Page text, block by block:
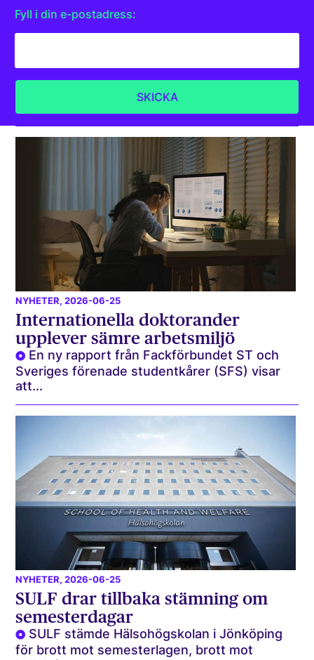
Fyll i din e-postadress:
NYHETER, 2026-06-25
Internationella doktorander
upplever sämre arbetsmiljö
En ny rapport från Fackförbundet ST och
Sveriges förenade studentkårer (SFS) visar
att...
NYHETER, 2026-06-25
SULF drar tillbaka stämning om
semesterdagar
SULF stämde Hälsohögskolan i Jönköping
för brott mot semesterlagen, brott mot